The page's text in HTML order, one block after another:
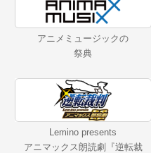
アニメミュージックの
祭典
Lemino presents
アニマックス朗読劇『逆転裁